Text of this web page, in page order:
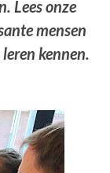
Lees onze
mensen
kennen.